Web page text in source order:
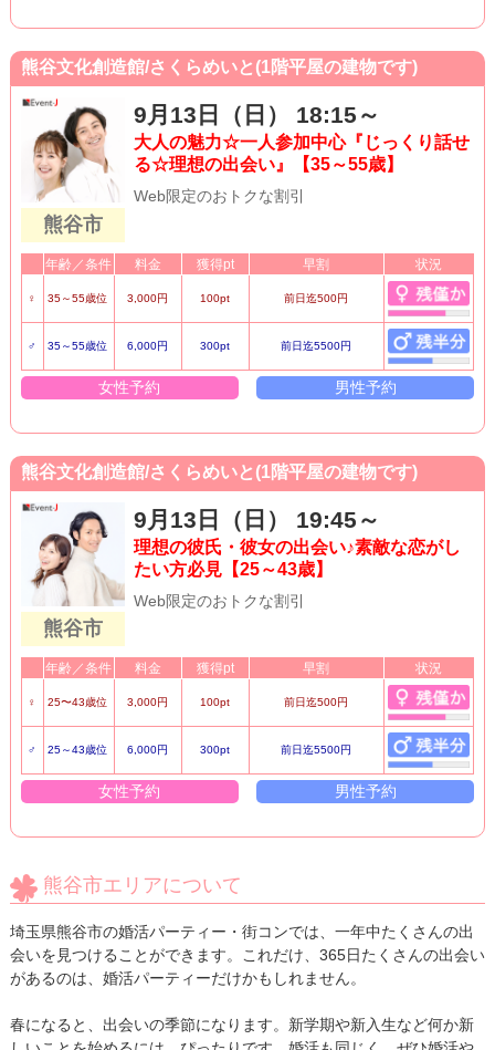
熊谷文化創造館/さくらめいと(1階平屋の建物です)
熊谷市
9月13日（日） 18:15～
大人の魅力☆一人参加中心『じっくり話せ
る☆理想の出会い』【35～55歳】
Web限定のおトクな割引
年齢／条件 料金 獲得pt 早割 状況
♀ 35～55歳位 3,000円 100pt 前日迄500円
♂ 35～55歳位 6,000円 300pt 前日迄5500円
女性予約 男性予約
熊谷文化創造館/さくらめいと(1階平屋の建物です)
熊谷市
9月13日（日） 19:45～
理想の彼氏・彼女の出会い♪素敵な恋がし
たい方必見【25～43歳】
Web限定のおトクな割引
年齢／条件 料金 獲得pt 早割 状況
♀ 25〜43歳位 3,000円 100pt 前日迄500円
♂ 25～43歳位 6,000円 300pt 前日迄5500円
女性予約 男性予約
熊谷市エリアについて
埼玉県熊谷市の婚活パーティー・街コンでは、一年中たくさんの出
会いを見つけることができます。これだけ、365日たくさんの出会い
があるのは、婚活パーティーだけかもしれません。
春になると、出会いの季節になります。新学期や新入生など何か新